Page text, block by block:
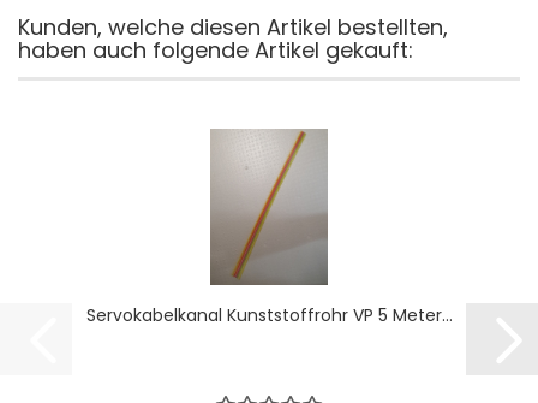
Kunden, welche diesen Artikel bestellten,
haben auch folgende Artikel gekauft:
Servokabelkanal Kunststoffrohr VP 5 Meter...